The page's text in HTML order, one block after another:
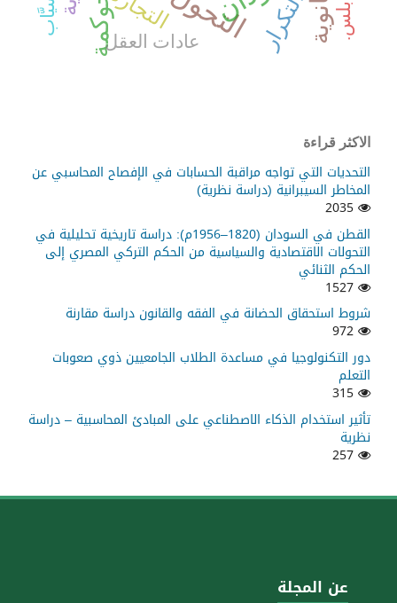
التكرار عادات العقل
الاكثر قراءة
التحديات التي تواجه مراقبة الحسابات في الإفصاح المحاسبي عن
المخاطر السيبرانية (دراسة نظرية)
القطن في السودان (1820–1956م): دراسة تاريخية تحليلية في
التحولات الاقتصادية والسياسية من الحكم التركي المصري إلى
الحكم الثنائي
شروط استحقاق الحضانة في الفقه والقانون دراسة مقارنة
دور التكنولوجيا في مساعدة الطلاب الجامعيين ذوي صعوبات
التعلم
تأثير استخدام الذكاء الاصطناعي على المبادئ المحاسبية – دراسة
نظرية
عن المجلة